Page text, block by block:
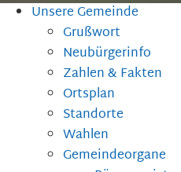
Unsere Gemeinde
Grußwort
Neubürgerinfo
Zahlen & Fakten
Ortsplan
Standorte
Wahlen
Gemeindeorgane